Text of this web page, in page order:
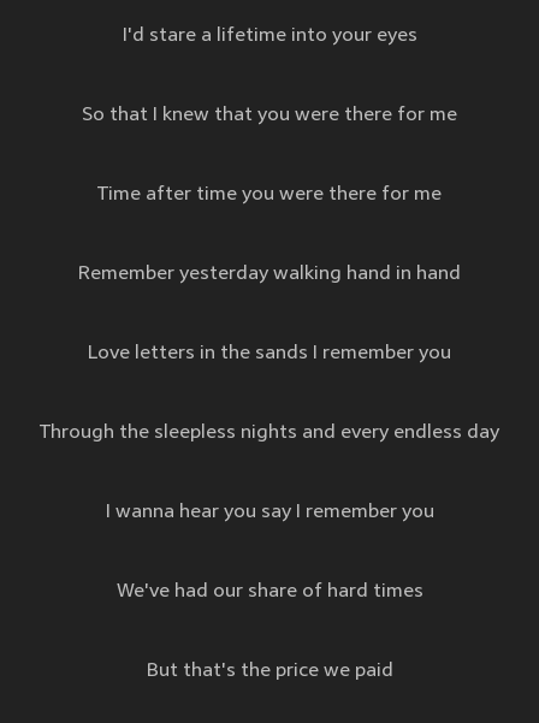
I'd stare a lifetime into your eyes
So that I knew that you were there for me
Time after time you were there for me
Remember yesterday walking hand in hand
Love letters in the sands I remember you
Through the sleepless nights and every endless day
I wanna hear you say I remember you
We've had our share of hard times
But that's the price we paid